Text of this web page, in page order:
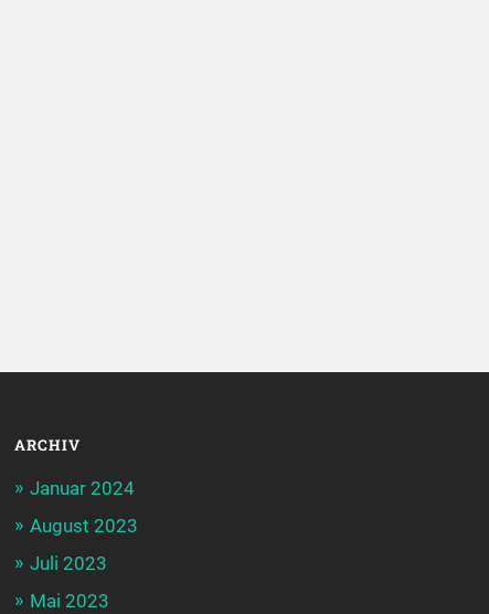
ARCHIV
Januar 2024
August 2023
Juli 2023
Mai 2023